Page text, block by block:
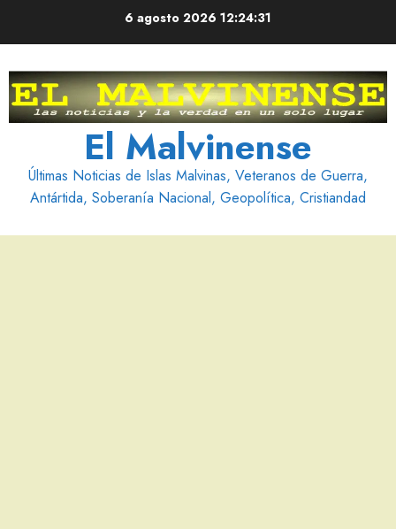
6 agosto 2026 12:24:32
El Malvinense
Últimas Noticias de Islas Malvinas, Veteranos de Guerra,
Antártida, Soberanía Nacional, Geopolítica, Cristiandad